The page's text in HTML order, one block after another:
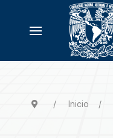
Inicio